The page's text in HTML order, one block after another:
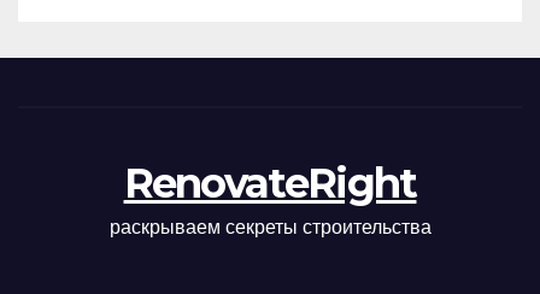
RenovateRight
раскрываем секреты строительства